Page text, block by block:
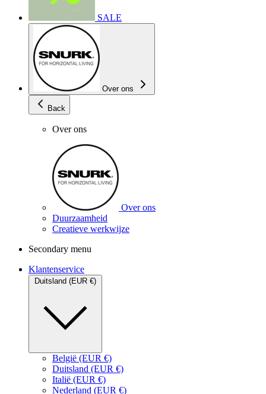
SALE
Over ons
Back
Over ons
Over ons
Duurzaamheid
Creatieve werkwijze
Secondary menu
Klantenservice
Duitsland (EUR €)
België (EUR €)
Duitsland (EUR €)
Italië (EUR €)
Nederland (EUR €)